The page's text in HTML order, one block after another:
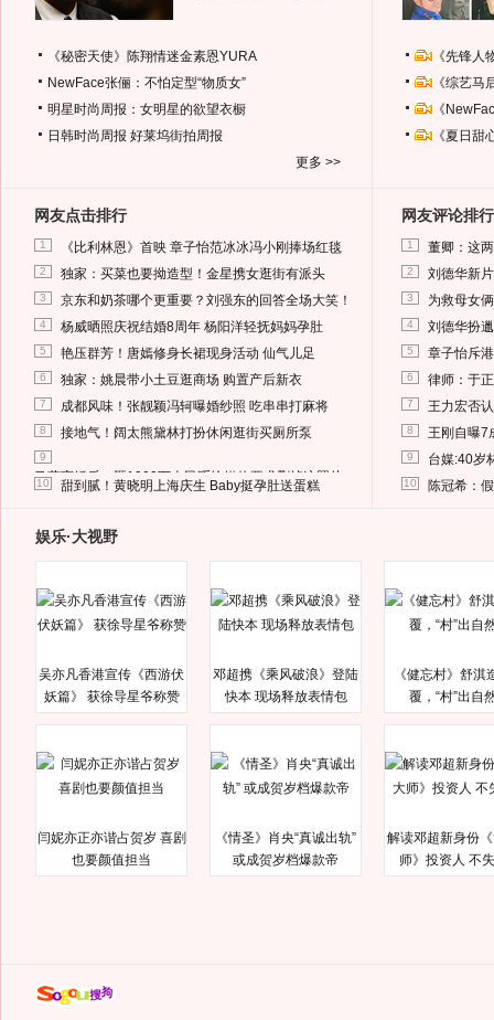
《秘密天使》陈翔情迷金素恩YURA
NewFace张俪：不怕定型“物质女”
明星时尚周报：女明星的欲望衣橱
日韩时尚周报 好莱坞街拍周报
更多 >>
《先锋
《综艺
《
《夏日
网友点击排行
1 《比利林恩》首映 章子怡范冰冰冯小刚捧场红毯
2 独家：买菜也要拗造型！金星携女逛街有派头
3 京东和奶茶哪个更重要？刘强东的回答全场大笑！
4 杨威晒照庆祝结婚8周年 杨阳洋轻抚妈妈孕肚
5 艳压群芳！唐嫣修身长裙现身活动 仙气儿足
6 独家：姚晨带小土豆逛商场 购置产后新衣
7 成都风味！张靓颖冯轲曝婚纱照 吃串串打麻将
8 接地气！阔太熊黛林打扮休闲逛街买厕所泵
9
马蓉离婚后，砸1000万人民币给媒体要求删掉这照片
10 甜到腻！黄晓明上海庆生 Baby挺孕肚送蛋糕
网友评论排行
1 董卿：这
2 刘德华新
3 为救母女
4 刘德华扮
5 章子怡斥
6 律师：于
7 王力宏否
8 王刚自曝7
9 台媒:40岁
10 陈冠希：
娱乐·大视野
吴亦凡香港宣传《西游伏
妖篇》 获徐导星爷称赞
邓超携《乘风破浪》登陆
快本 现场释放表情包
《健忘村》舒淇
覆，“村”出自
闫妮亦正亦谐占贺岁 喜剧
也要颜值担当
《情圣》肖央“真诚出轨”
或成贺岁档爆款帝
解读邓超新身份
师》投资人 不